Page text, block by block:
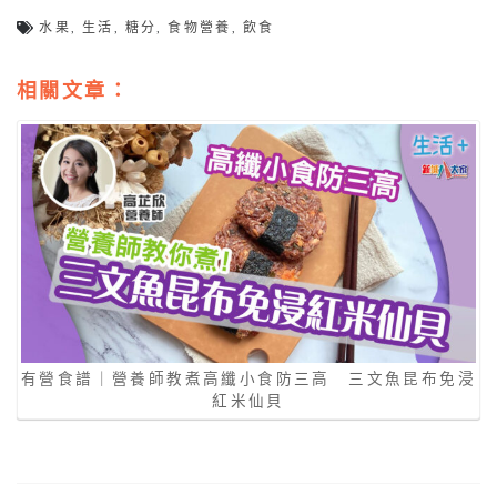
水果 生活 糖分 ,食物營養 飲食
相關文章：
有營食譜｜營養師教煮高纖小食防三高 三文魚昆布免浸
紅米仙貝